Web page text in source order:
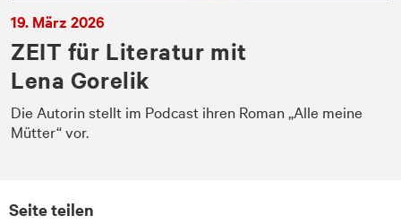
19. März 2026
ZEIT für Literatur mit
Lena Gorelik
Die Autorin stellt im Podcast ihren Roman „Alle meine
Mütter“ vor.
Seite teilen